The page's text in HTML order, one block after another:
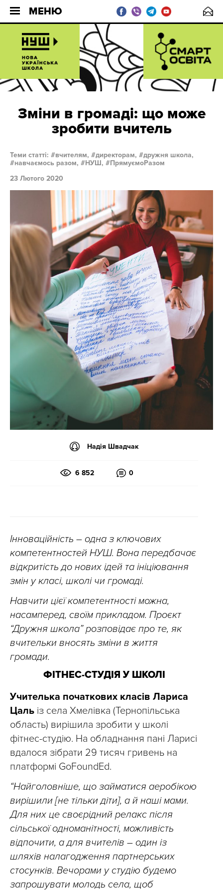
МЕНЮ
Зміни в громаді: що може
зробити вчитель
Теми статті: вчителям, директорам,
дружня школа,
навчаємось разом,
НУШ,
ПрямуємоРазом
23 Лютого 2020
Надія Швадчак
6 852 0
Інноваційність – одна з ключових
компетентностей НУШ. Вона передбачає
відкритість до нових ідей та ініціювання
змін у класі, школі чи громаді.
Навчити цієї компетентності можна,
насамперед, своїм прикладом. Проєкт
“Дружня школа” розповідає про те, як
вчительки вносять зміни в життя
громади.
ФІТНЕС-СТУДІЯ У ШКОЛІ
Учителька початкових класів Лариса
Цаль із села Хмелівка (Тернопільська
область) вирішила зробити у школі
фітнес-студію. На обладнання пані Ларисі
вдалося зібрати 29 тисяч гривень на
платформі GoFoundEd.
“Найголовніше, що займатися аеробікою
вирішили [не тільки діти], а й наші мами.
Для них це своєрідний релакс після
сільської одноманітності, можливість
відпочити, а для вчителів – один із
шляхів налагодження партнерських
стосунків. Вечорами у студію будемо
запрошувати молодь села, щоб